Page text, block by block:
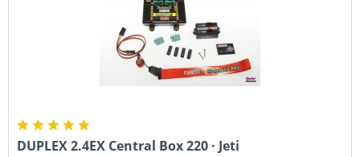
DUPLEX 2.4EX Central Box 220 · Jeti